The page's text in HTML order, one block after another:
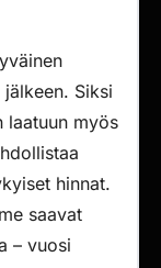
Siksi
laatuun myös
hinnat.
saavat
– vuosi